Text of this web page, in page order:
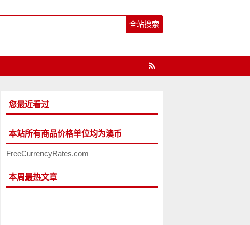
您最近看过
本站所有商品价格单位均为澳币
FreeCurrencyRates.com
本周最热文章